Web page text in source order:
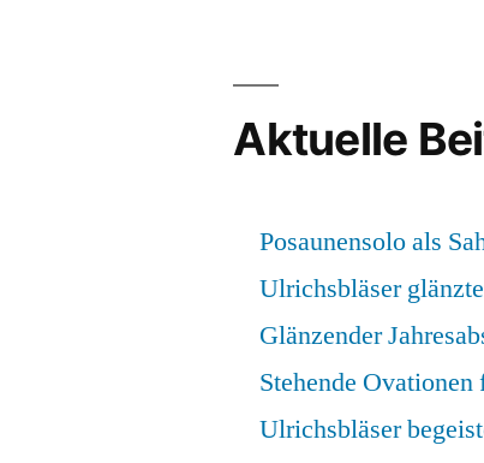
Aktuelle
Posaunensolo als
Ulrichsbläser
Glänzender
Stehende
Ulrichsbläser